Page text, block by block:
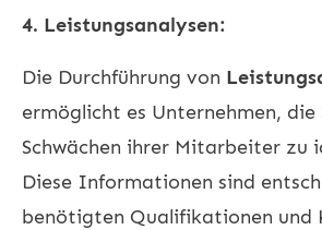
4. Leistungsanalysen:
Die Durchführung von
ermöglicht es Unternehmen, die
Schwächen ihrer Mitarbeiter zu
Diese Informationen sind
benötigten Qualifikationen und